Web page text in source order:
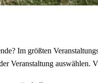
Im größten
Veranstaltung auswählen.